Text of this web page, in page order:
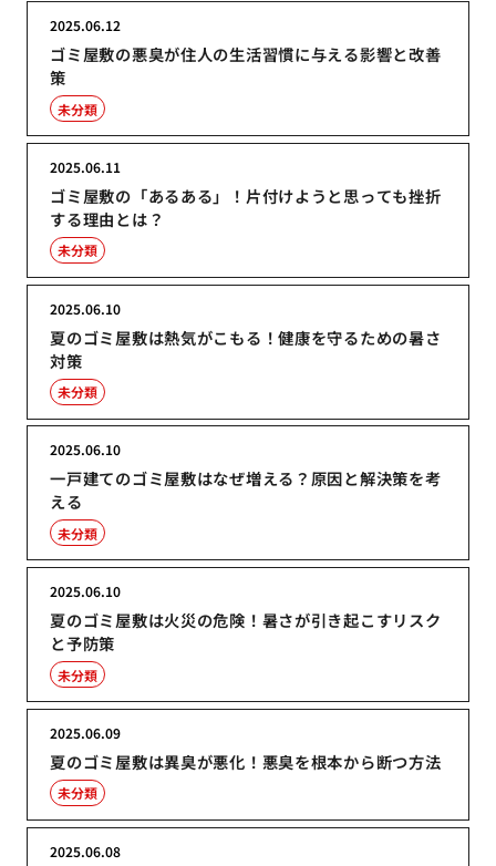
ゴミ屋敷の悪臭が住人の生活習慣に与える影響と改善
策
2025.06.12
未分類
ゴミ屋敷の「あるある」！片付けようと思っても挫折
する理由とは？
2025.06.11
未分類
夏のゴミ屋敷は熱気がこもる！健康を守るための暑さ
対策
2025.06.10
未分類
一戸建てのゴミ屋敷はなぜ増える？原因と解決策を考
える
2025.06.10
未分類
夏のゴミ屋敷は火災の危険！暑さが引き起こすリスク
と予防策
2025.06.10
未分類
夏のゴミ屋敷は異臭が悪化！悪臭を根本から断つ方法
2025.06.09
未分類
2025.06.08